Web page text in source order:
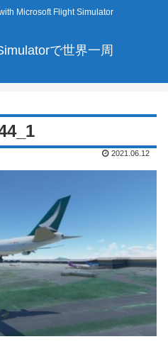
Microsoft Flight Simulator
で世界一周
2021.06.12